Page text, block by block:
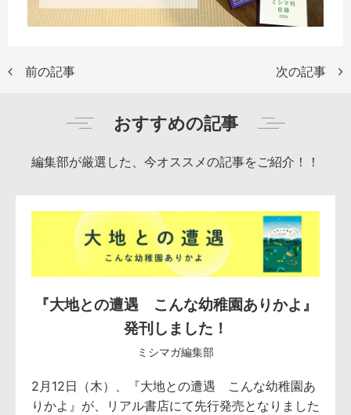
前の記事 次の記事
おすすめの記事
編集部が厳選した、今オススメの記事をご紹介！！
『大地との遭遇 こんな幼稚園ありかよ』
発刊しました！
ミシマガ編集部
2月12日（木）、『大地との遭遇 こんな幼稚園あ
りかよ』が、リアル書店にて先行発売となりました